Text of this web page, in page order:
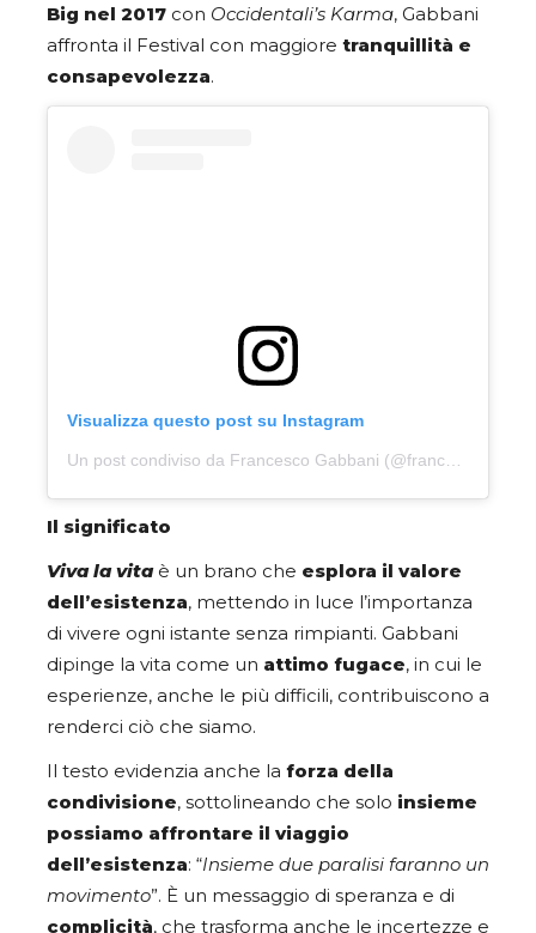
Big nel 2017 con Occidentali’s Karma, Gabbani
affronta il Festival con maggiore tranquillità e
consapevolezza.
Visualizza questo post su Instagram
Il significato
Viva la vitaè un brano che esplora il valore
dell’esistenza, mettendo in luce l’importanza
di vivere ogni istante senza rimpianti. Gabbani
dipinge la vita come un attimo fugace, in cui le
esperienze, anche le più difficili, contribuiscono a
renderci ciò che siamo.
Il testo evidenzia anche la forza della
condivisione, sottolineando che solo insieme
possiamo affrontare il viaggio
dell’esistenza: “Insieme due paralisi faranno un
movimento”. È un messaggio di speranza e di
complicità, che trasforma anche le incertezze e